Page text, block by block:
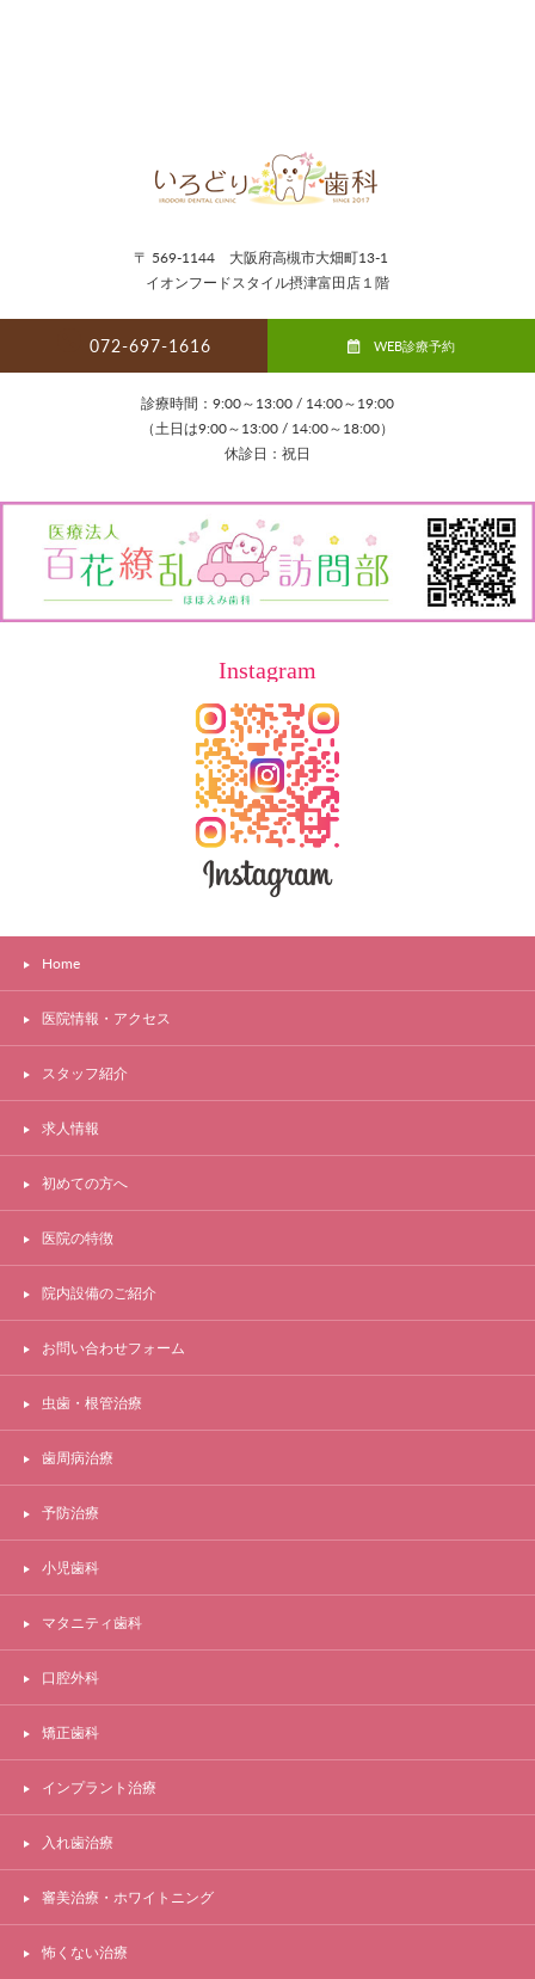
〒 569-1144 大阪府高槻市大畑町13-1
イオンフードスタイル摂津富田店１階
072-697-1616 WEB診療予約
診療時間：9:00～13:00 / 14:00～19:00
（土日は9:00～13:00 / 14:00～18:00）
休診日：祝日
Instagram
Home
医院情報・アクセス
スタッフ紹介
求人情報
初めての方へ
医院の特徴
院内設備のご紹介
お問い合わせフォーム
虫歯・根管治療
歯周病治療
予防治療
小児歯科
マタニティ歯科
口腔外科
矯正歯科
インプラント治療
入れ歯治療
審美治療・ホワイトニング
怖くない治療